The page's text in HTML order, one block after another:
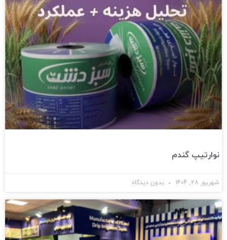
نوارتیپ گندم
شهریور 28, 1404 بدون دیدگاه